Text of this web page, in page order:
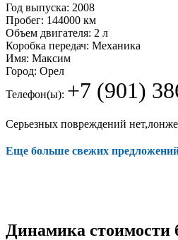
Год выпуска: 2008
Пробег: 144000 км
Объем двигателя: 2 л
Коробка передач: Механика
Имя: Максим
Город: Орел
Телефон(ы): +7 (901)
Серьезных повреждений
Еще больше свежих
Динамика стоимости